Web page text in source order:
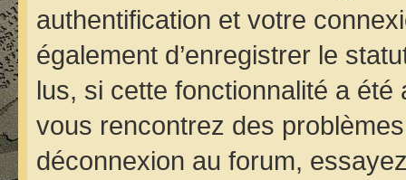
authentification et votre
également d’enregistrer le
lus, si cette fonctionnalité a
vous rencontrez des
déconnexion au forum,